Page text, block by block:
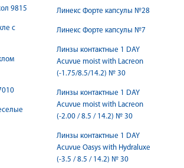
9815
с
Линекс Форте капсулы №28
Линекс Форте капсулы №7
Линзы контактные 1 DAY
Acuvue moist with Lacreon
(-1.75/8.5/14.2) № 30
Линзы контактные 1 DAY
Acuvue moist with Lacreon
(-2.00 / 8.5 / 14.2) № 30
Линзы контактные 1 DAY
Acuvue Oasys with Hydraluxe
(-3.5 / 8.5 / 14.2) № 30